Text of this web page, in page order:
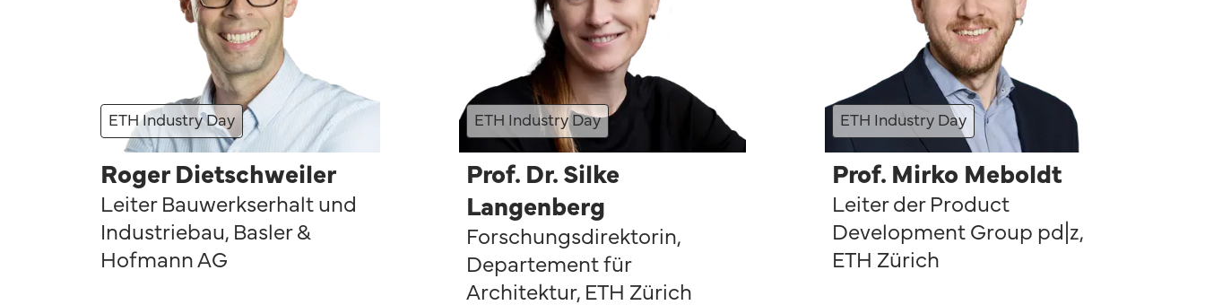
ETH Industry Day
Roger Dietschweiler
Leiter Bauwerkserhalt und
Industriebau, Basler &
Hofmann AG
ETH Industry Day
Prof. Dr. Silke
Langenberg
Forschungsdirektorin,
Departement für
Architektur, ETH Zürich
ETH Industry Day
Prof. Mirko Meboldt
Leiter der Product
Development Group pd|z,
ETH Zürich